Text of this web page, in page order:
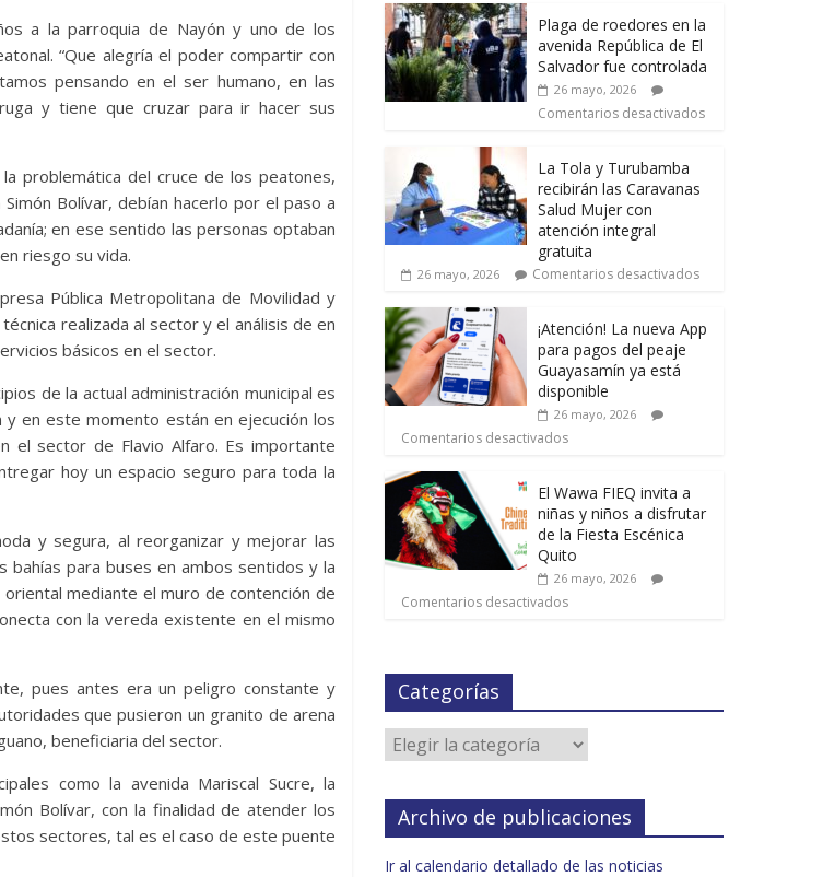
a la parroquia de Nayón y uno de los
“Que alegría el poder compartir con
pensando en el ser humano, en las
y tiene que cruzar para ir hacer sus
problemática del cruce de los peatones,
Bolívar, debían hacerlo por el paso a
en ese sentido las personas optaban
riesgo su vida.
Pública Metropolitana de Movilidad y
realizada al sector y el análisis de en
básicos en el sector.
de la actual administración municipal es
en este momento están en ejecución los
el sector de Flavio Alfaro. Es importante
hoy un espacio seguro para toda la
y segura, al reorganizar y mejorar las
bahías para buses en ambos sentidos y la
mediante el muro de contención de
con la vereda existente en el mismo
pues antes era un peligro constante y
que pusieron un granito de arena
beneficiaria del sector.
como la avenida Mariscal Sucre, la
Bolívar, con la finalidad de atender los
sectores, tal es el caso de este puente
Plaga de roedores en la
avenida República de El
Salvador fue controlada
26 mayo, 2026
Comentarios desactivados
La Tola y Turubamba
recibirán las Caravanas
Salud Mujer con
atención integral
gratuita
26 mayo, 2026 Comentarios desactivados
¡Atención! La nueva App
para pagos del peaje
Guayasamín ya está
disponible
26 mayo, 2026
Comentarios desactivados
El Wawa FIEQ invita a
niñas y niños a disfrutar
de la Fiesta Escénica
Quito
26 mayo, 2026
Comentarios desactivados
Categorías
Archivo de publicaciones
Ir al calendario detallado de las noticias